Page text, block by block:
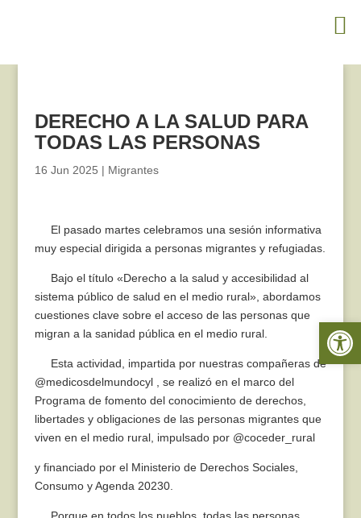
DERECHO A LA SALUD PARA
TODAS LAS PERSONAS
16 Jun 2025 | Migrantes
El pasado martes celebramos una sesión informativa
muy especial dirigida a personas migrantes y refugiadas.
Bajo el título «Derecho a la salud y accesibilidad al
sistema público de salud en el medio rural», abordamos
cuestiones clave sobre el acceso de las personas que
migran a la sanidad pública en el medio rural.
Esta actividad, impartida por nuestras compañeras de
@medicosdelmundocyl , se realizó en el marco del
Programa de fomento del conocimiento de derechos,
libertades y obligaciones de las personas migrantes que
viven en el medio rural, impulsado por @coceder_rural
y financiado por el Ministerio de Derechos Sociales,
Consumo y Agenda 20230.
Abrir